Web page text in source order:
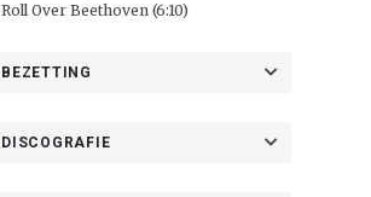
Roll Over Beethoven (6:10)
BEZETTING
DISCOGRAFIE